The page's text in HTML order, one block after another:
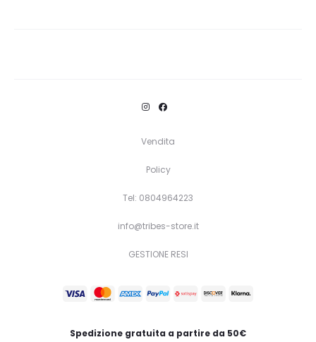
Vendita
Policy
Tel: 0804964223
info@tribes-store.it
GESTIONE RESI
Spedizione gratuita a partire da 50€